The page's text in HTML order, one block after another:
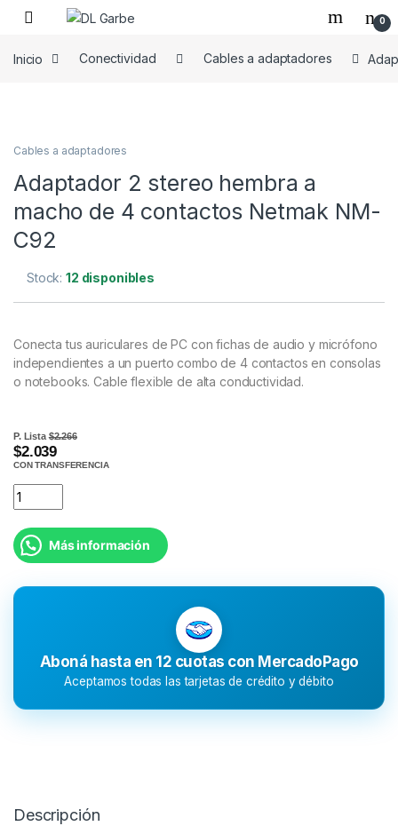
0
Inicio Conectividad Cables a adaptadores
Cables a adaptadores
Adaptador 2 stereo hembra a
macho de 4 contactos Netmak NM-
C92
Stock:12 disponibles
Conecta tus auriculares de PC con fichas de audio y micrófono
independientes a un puerto combo de 4 contactos en consolas
o notebooks. Cable flexible de alta conductividad.
P. Lista$2.266
$2.039
CON TRANSFERENCIA
Más información
Aboná hasta en 12 cuotas con MercadoPago
Aceptamos todas las tarjetas de crédito y débito
Descripción